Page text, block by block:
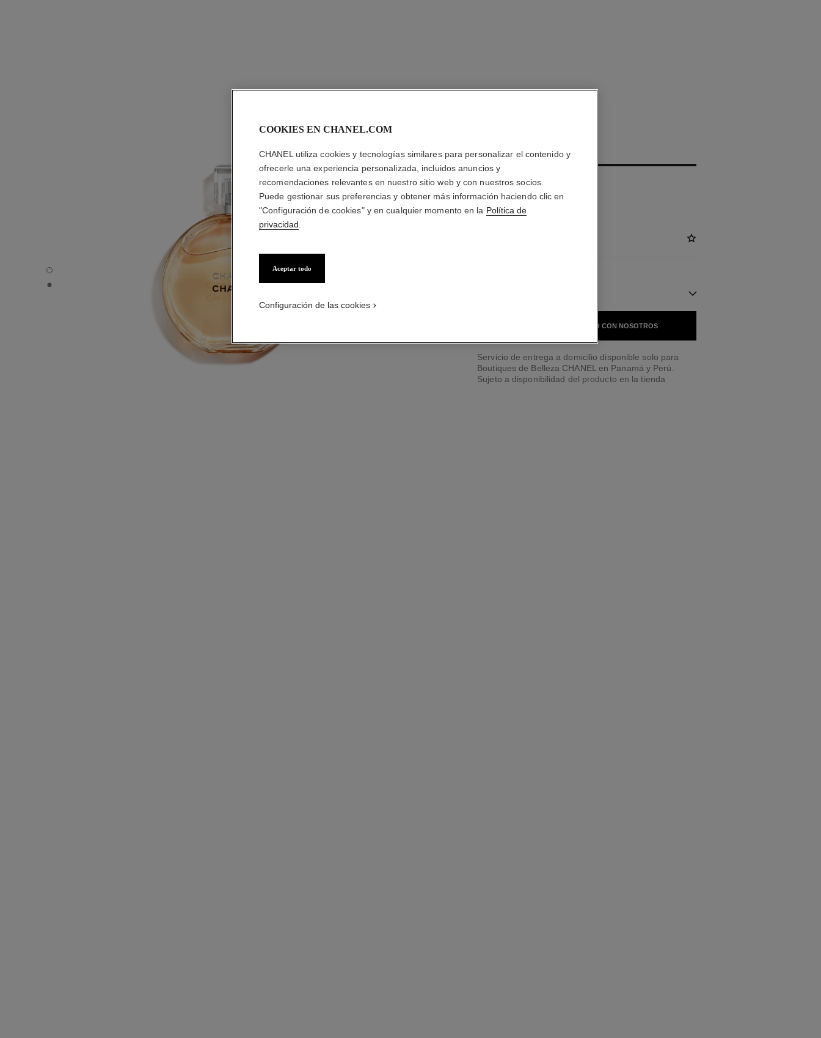
CHANCE - Vista por defecto
CHANCE - Vista alternativa 1
CHANCE
Eau de Toilette Vaporizador
Más información
Ref. 126450
PÓNGASE EN CONTACTO CON NOSOTROS
Servicio de entrega a domicilio disponible solo para
Boutiques de Belleza CHANEL en Panamá y Perú.
Sujeto a disponibilidad del producto en la tienda
COOKIES EN CHANEL.COM
CHANEL utiliza cookies y tecnologías similares para personalizar el contenido y
ofrecerle una experiencia personalizada, incluidos anuncios y
recomendaciones relevantes en nuestro sitio web y con nuestros socios.
Puede gestionar sus preferencias y obtener más información haciendo clic en
"Configuración de cookies" y en cualquier momento en la Política de
privacidad
Aceptar todo
Configuración de las cookies